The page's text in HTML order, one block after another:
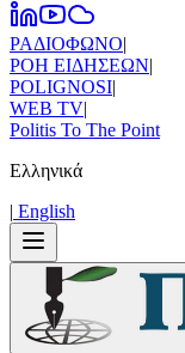
ΡΑΔΙΟΦΩΝΟ|
ΡΟΗ ΕΙΔΗΣΕΩΝ|
POLIGNOSI|
WEB TV|
Politis To The Point
Ελληνικά
| Εnglish